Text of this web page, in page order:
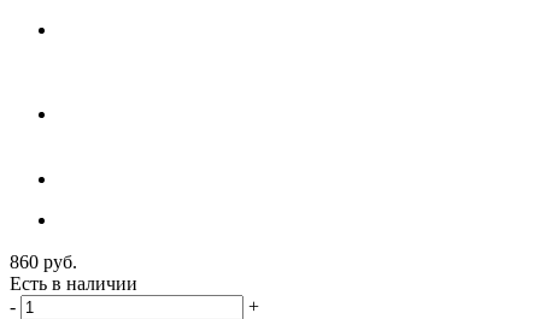
860 руб.
Есть в наличии
-
+